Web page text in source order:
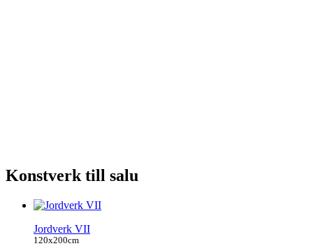
Konstverk till salu
Jordverk VII
120x200cm